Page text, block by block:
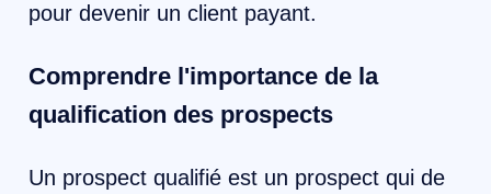
pour devenir un client payant.
Comprendre l'importance de la
qualification des prospects
Un prospect qualifié est un prospect qui de